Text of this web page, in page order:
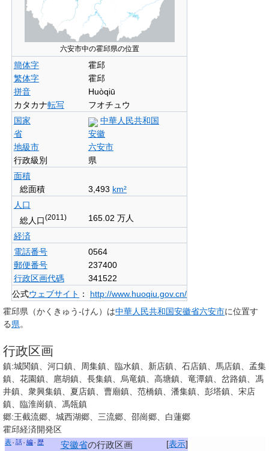
六安市中の霍邱県の位置
簡体字
霍邱
繁体字
霍邱
拼音
Huòqiū
カタカナ転写
フオチュウ
国家
中華人民共和国
省
安徽
地級市
六安市
行政級別
県
面積
総面積
3,493 km²
人口
総人口(2011)
165.02 万人
経済
電話番号
0564
郵便番号
237400
行政区画代碼
341522
公式ウェブサイト ：
http://www.huoqiu.gov.cn/
霍邱県 （かくきゅう-けん）は中華人民共和国安徽省六安市に位置す
る県。
行政区画
鎮:城関鎮、河口鎮、周集鎮、臨水鎮、新店鎮、石店鎮、馬店鎮、孟集
鎮、花園鎮、扈胡鎮、長集鎮、烏竜鎮、高塘鎮、竜潭鎮、岔路鎮、馮
井鎮、衆興集鎮、夏店鎮、曹廟鎮、范橋鎮、潘集鎮、彭塔鎮、宋店
鎮、臨淮崗鎮、馮瓴鎮
郷:王截流郷、城西湖郷、三流郷、邵崗郷、白蓮郷
霍邱経済開発区
[表示]
表 話 編 歴 安徽省の行政区画